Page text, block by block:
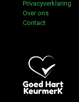
Privacyverklaring
Over ons
Contact